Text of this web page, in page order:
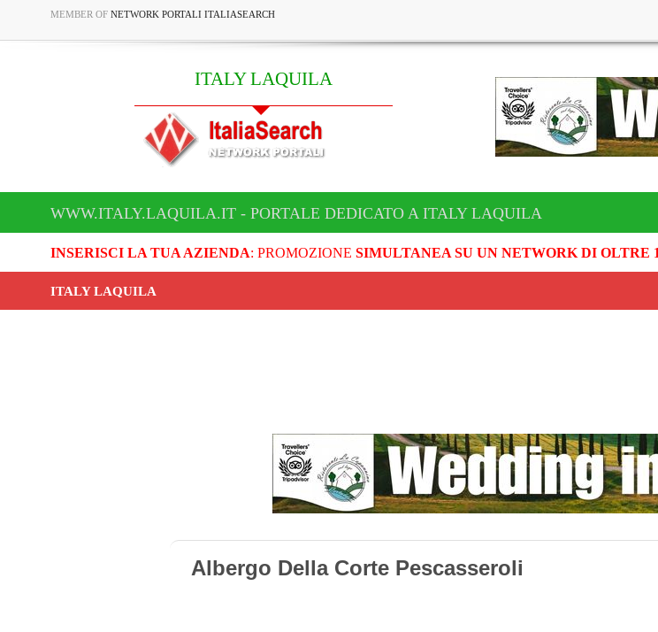
MEMBER OF NETWORK PORTALI ITALIASEARCH
ITALY LAQUILA
WWW.ITALY.LAQUILA.IT - PORTALE DEDICATO A ITALY LAQUILA
INSERISCI LA TUA AZIENDA: PROMOZIONE SIMULTANEA SU UN NETWORK DI OLTRE
ITALY LAQUILA
Albergo Della Corte Pescasseroli